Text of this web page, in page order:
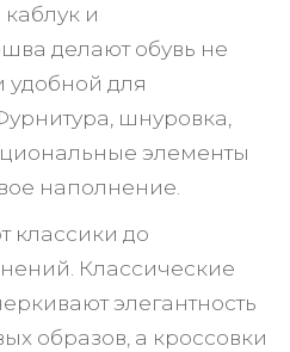
и
делают обувь не
удобной для
шнуровка,
элементы
наполнение.
классики до
Классические
элегантность
образов, а кроссовки